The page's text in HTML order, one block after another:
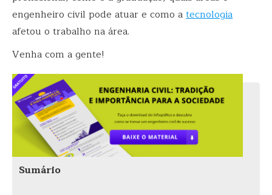
engenheiro civil pode atuar e como atecnologia
afetou o trabalho na área.
Venha com a gente!
Sumário